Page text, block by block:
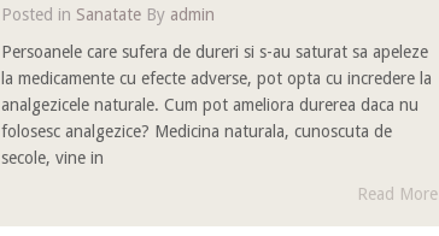
Posted in Sanatate By admin
Persoanele care sufera de dureri si s-au saturat sa apeleze
la medicamente cu efecte adverse, pot opta cu incredere la
analgezicele naturale. Cum pot ameliora durerea daca nu
folosesc analgezice? Medicina naturala, cunoscuta de
secole, vine in
Read More